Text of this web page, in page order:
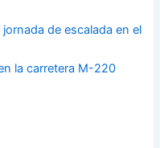
de escalada en el
la carretera M-220